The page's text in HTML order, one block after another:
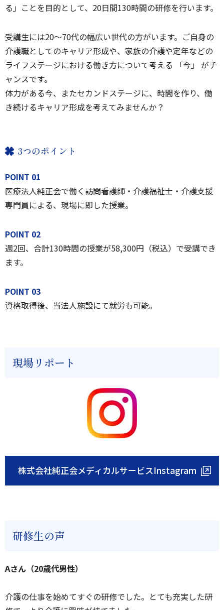
る」ことを目的として、20日間130時間の研修を行います。
受講生には20～70代の幅広い世代の方がいます。ご自身の
介護職としてのキャリア形成や、家族の介護や定年などの
ライフステージにおける働き方について考える 「今」 がチ
ャンスです。
体力がある今、またセカンドステージに、時間を作り、働
き続けるキャリア形成を考えてみませんか？
3つのポイント
POINT 01
医療法人純正会で働く訪問看護師・介護福祉士・介護支援
専門員による、現場に即した授業。
POINT 02
週2回、合計130時間の授業が58,300円（税込）で受講でき
ます。
POINT 03
資格取得後、当法人施設にて就労も可能。
現場リポート
株式会社純正会メディカルサービスInstagram
研修生の声
Aさん（20歳代男性）
介護の仕事を始めてすぐの研修でした。とても充実した研